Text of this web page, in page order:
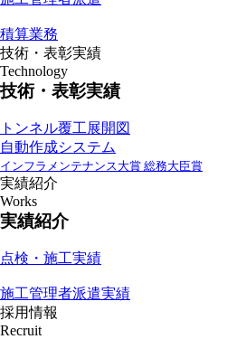
積算業務
技術・表彰実績
Technology
技術・表彰実績
トンネル覆工展開図
自動作成システム
インフラメンテナンス大賞 総務大臣賞
実績紹介
Works
実績紹介
点検・施工実績
施工管理者派遣実績
採用情報
Recruit